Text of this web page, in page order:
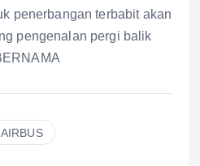
penerbangan terbabit akan
pengenalan pergi balik
AIRBUS